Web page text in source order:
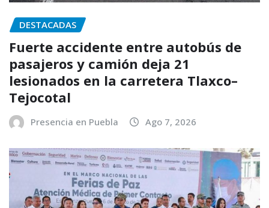
DESTACADAS
Fuerte accidente entre autobús de
pasajeros y camión deja 21
lesionados en la carretera Tlaxco–
Tejocotal
Presencia en Puebla Ago 7, 2026